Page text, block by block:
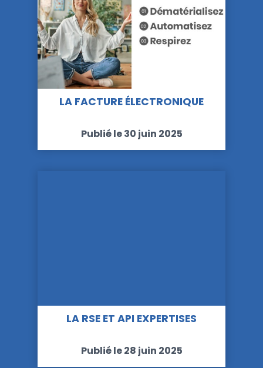
LA FACTURE ÉLECTRONIQUE
Publié le 30 juin 2025
LA RSE ET API EXPERTISES
Publié le 28 juin 2025